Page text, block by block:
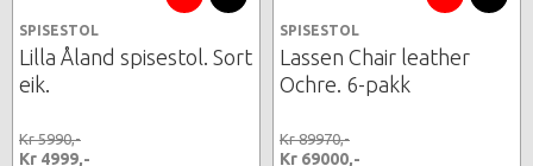
SPISESTOL
Lilla Åland spisestol. Sort
eik.
Kr 5990,-
Kr 4999,-
SPISESTOL
Lassen Chair leather
Ochre. 6-pakk
Kr 89970,-
Kr 69000,-